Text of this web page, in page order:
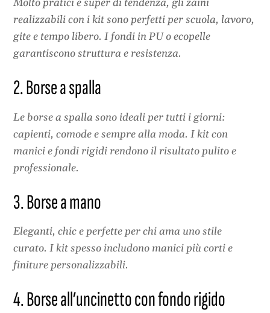
Molto pratici e super di tendenza, gli zaini
realizzabili con i kit sono perfetti per scuola, lavoro,
gite e tempo libero. I fondi in PU o ecopelle
garantiscono struttura e resistenza.
2. Borse a spalla
Le borse a spalla sono ideali per tutti i giorni:
capienti, comode e sempre alla moda. I kit con
manici e fondi rigidi rendono il risultato pulito e
professionale.
3. Borse a mano
Eleganti, chic e perfette per chi ama uno stile
curato. I kit spesso includono manici più corti e
finiture personalizzabili.
4. Borse all’uncinetto con fondo rigido